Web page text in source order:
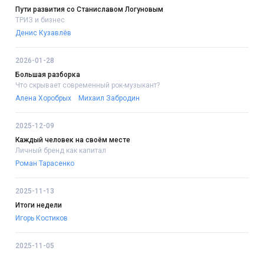
Пути развития со Станиславом Логуновым
ТРИЗ и бизнес
Денис Кузавлёв
2026-01-28
Большая разборка
Что скрывает современный рок-музыкант?
Алена Хоробрых
Михаил Забродин
2025-12-09
Каждый человек на своём месте
Личный бренд как капитал
Роман Тарасенко
2025-11-13
Итоги недели
Игорь Костиков
2025-11-05